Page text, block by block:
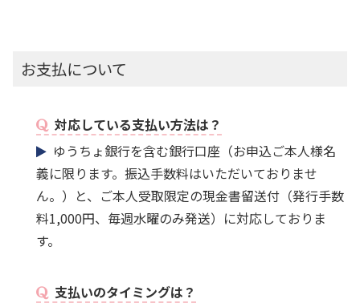
お支払について
対応している支払い方法は？
ゆうちょ銀行を含む銀行口座（お申込ご本人様名
義に限ります。振込手数料はいただいておりませ
ん。）と、ご本人受取限定の現金書留送付（発行手数
料1,000円、毎週水曜のみ発送）に対応しておりま
す。
支払いのタイミングは？